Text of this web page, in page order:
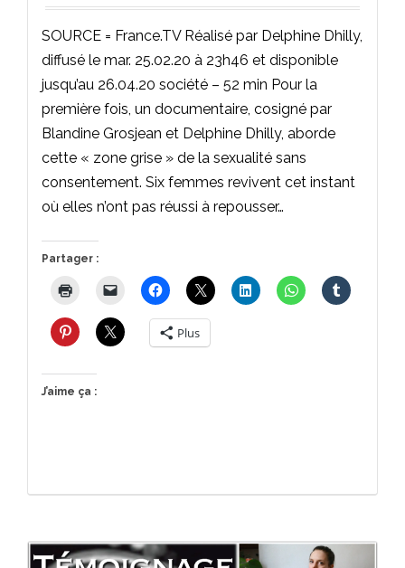
SOURCE = France.TV Réalisé par Delphine Dhilly,
diffusé le mar. 25.02.20 à 23h46 et disponible
jusqu’au 26.04.20 société – 52 min Pour la
première fois, un documentaire, cosigné par
Blandine Grosjean et Delphine Dhilly, aborde
cette « zone grise » de la sexualité sans
consentement. Six femmes revivent cet instant
où elles n’ont pas réussi à repousser…
Partager :
Plus
J’aime ça :